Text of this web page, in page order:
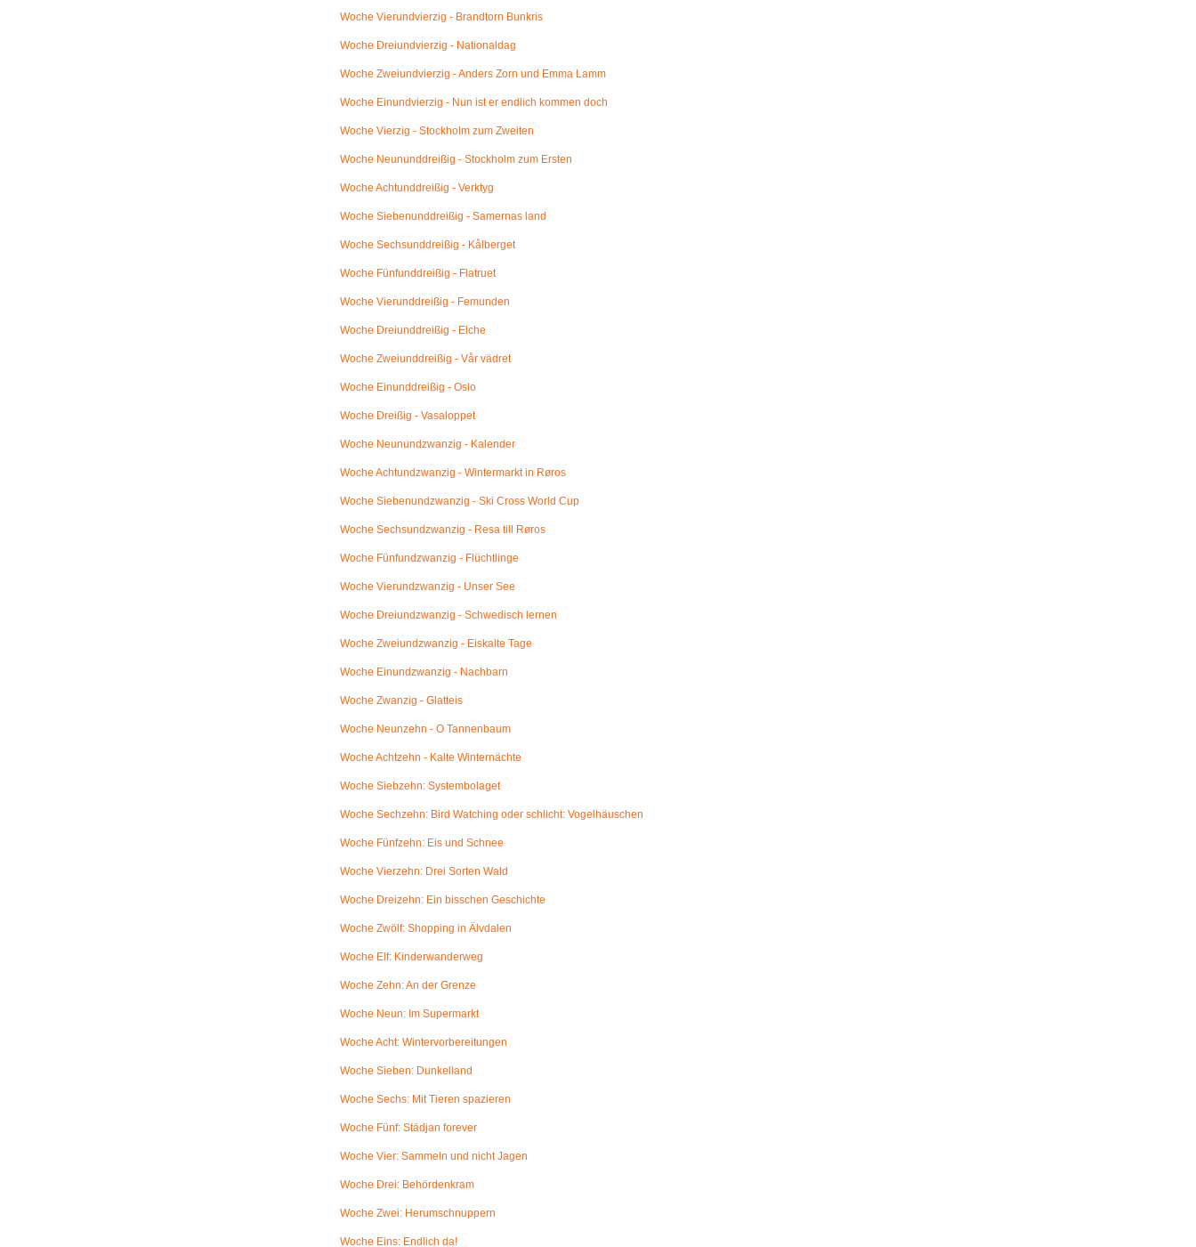
Woche Vierundvierzig - Brandtorn Bunkris
Woche Dreiundvierzig - Nationaldag
Woche Zweiundvierzig - Anders Zorn und Emma Lamm
Woche Einundvierzig - Nun ist er endlich kommen doch
Woche Vierzig - Stockholm zum Zweiten
Woche Neununddreißig - Stockholm zum Ersten
Woche Achtunddreißig - Verktyg
Woche Siebenunddreißig - Samernas land
Woche Sechsunddreißig - Kålberget
Woche Fünfunddreißig - Flatruet
Woche Vierunddreißig - Femunden
Woche Dreiunddreißig - Elche
Woche Zweiunddreißig - Vår vädret
Woche Einunddreißig - Oslo
Woche Dreißig - Vasaloppet
Woche Neunundzwanzig - Kalender
Woche Achtundzwanzig - Wintermarkt in Røros
Woche Siebenundzwanzig - Ski Cross World Cup
Woche Sechsundzwanzig - Resa till Røros
Woche Fünfundzwanzig - Flüchtlinge
Woche Vierundzwanzig - Unser See
Woche Dreiundzwanzig - Schwedisch lernen
Woche Zweiundzwanzig - Eiskalte Tage
Woche Einundzwanzig - Nachbarn
Woche Zwanzig - Glatteis
Woche Neunzehn - O Tannenbaum
Woche Achtzehn - Kalte Winternächte
Woche Siebzehn: Systembolaget
Woche Sechzehn: Bird Watching oder schlicht: Vogelhäuschen
Woche Fünfzehn: Eis und Schnee
Woche Vierzehn: Drei Sorten Wald
Woche Dreizehn: Ein bisschen Geschichte
Woche Zwölf: Shopping in Älvdalen
Woche Elf: Kinderwanderweg
Woche Zehn: An der Grenze
Woche Neun: Im Supermarkt
Woche Acht: Wintervorbereitungen
Woche Sieben: Dunkelland
Woche Sechs: Mit Tieren spazieren
Woche Fünf: Städjan forever
Woche Vier: Sammeln und nicht Jagen
Woche Drei: Behördenkram
Woche Zwei: Herumschnuppern
Woche Eins: Endlich da!